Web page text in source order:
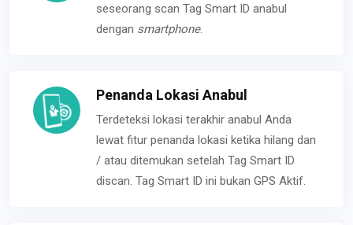
seseorang scan Tag Smart ID anabul
dengan smartphone.
Penanda Lokasi Anabul
Terdeteksi lokasi terakhir anabul Anda
lewat fitur penanda lokasi ketika hilang dan
/ atau ditemukan setelah Tag Smart ID
discan. Tag Smart ID ini bukan GPS Aktif.